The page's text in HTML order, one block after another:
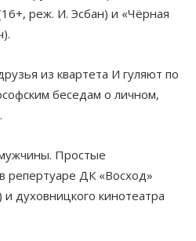
реж. И. Эсбан) и «Чёрная
из квартета И гуляют по
беседам о личном,
Простые
репертуаре ДК «Восход»
духовницкого кинотеатра